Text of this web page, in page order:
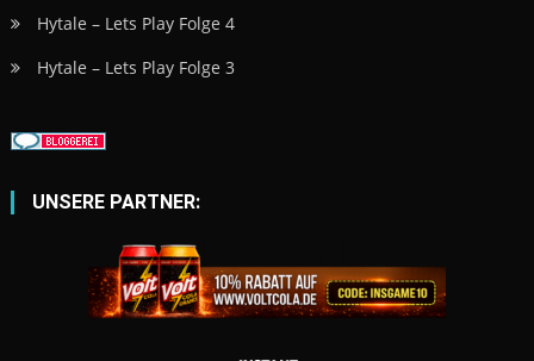
Hytale – Lets Play Folge 4
Hytale – Lets Play Folge 3
UNSERE PARTNER: